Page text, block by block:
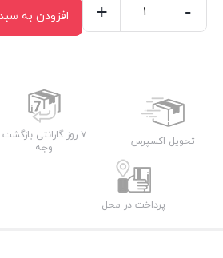
-
+ افزودن به
تحویل اکسپرس
۷ روز گارانتی بازگشت
وجه
پرداخت در محل